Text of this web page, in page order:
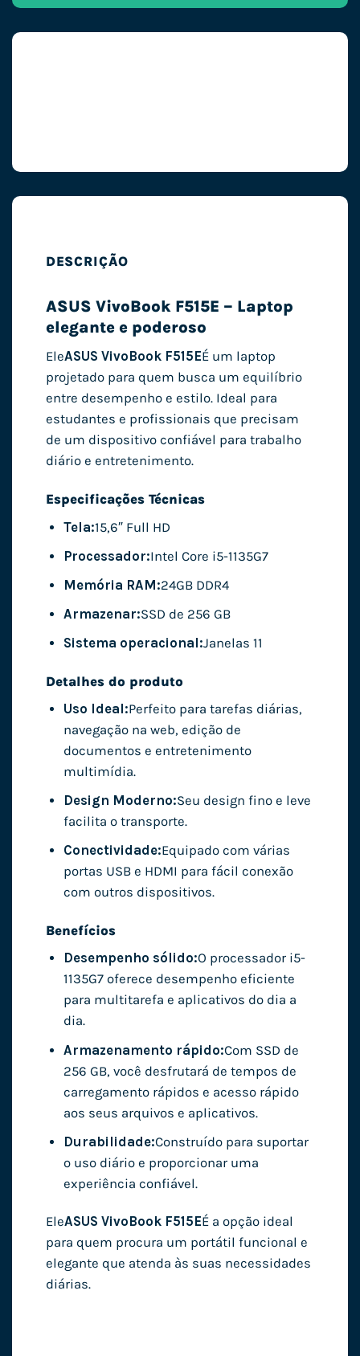
DESCRIÇÃO
ASUS VivoBook F515E – Laptop
elegante e poderoso
EleASUS VivoBook F515EÉ um laptop
projetado para quem busca um equilíbrio
entre desempenho e estilo. Ideal para
estudantes e profissionais que precisam
de um dispositivo confiável para trabalho
diário e entretenimento.
Especificações Técnicas
Tela:15,6″ Full HD
Processador:Intel Core i5-1135G7
Memória RAM:24GB DDR4
Armazenar:SSD de 256 GB
Sistema operacional:Janelas 11
Detalhes do produto
Uso Ideal:Perfeito para tarefas diárias,
navegação na web, edição de
documentos e entretenimento
multimídia.
Design Moderno:Seu design fino e leve
facilita o transporte.
Conectividade:Equipado com várias
portas USB e HDMI para fácil conexão
com outros dispositivos.
Benefícios
Desempenho sólido:O processador i5-
1135G7 oferece desempenho eficiente
para multitarefa e aplicativos do dia a
dia.
Armazenamento rápido:Com SSD de
256 GB, você desfrutará de tempos de
carregamento rápidos e acesso rápido
aos seus arquivos e aplicativos.
Durabilidade:Construído para suportar
o uso diário e proporcionar uma
experiência confiável.
EleASUS VivoBook F515EÉ a opção ideal
para quem procura um portátil funcional e
elegante que atenda às suas necessidades
diárias.